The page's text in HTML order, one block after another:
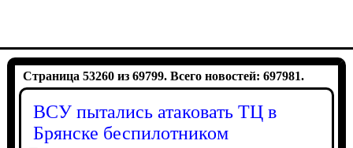
Страница 53260 из 69799. Всего новостей: 697981.
ВСУ пытались атаковать ТЦ в
Брянске беспилотником